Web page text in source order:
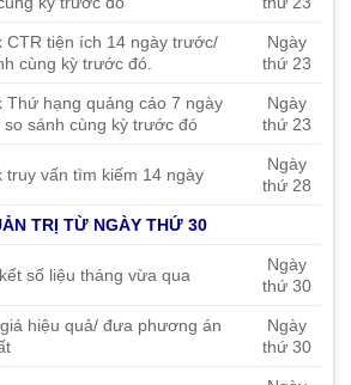
CTR tiện ích 14 ngày trước/
cùng kỳ trước đó.
Ngày
thứ 23
Thứ hạng quảng cáo 7 ngày
sánh cùng kỳ trước đó
Ngày
thứ 23
truy vấn tìm kiếm 14 ngày
Ngày
thứ 28
TRỊ TỪ NGÀY THỨ 30
số liệu tháng vừa qua
Ngày
thứ 30
hiệu quả/ đưa phương án
Ngày
thứ 30